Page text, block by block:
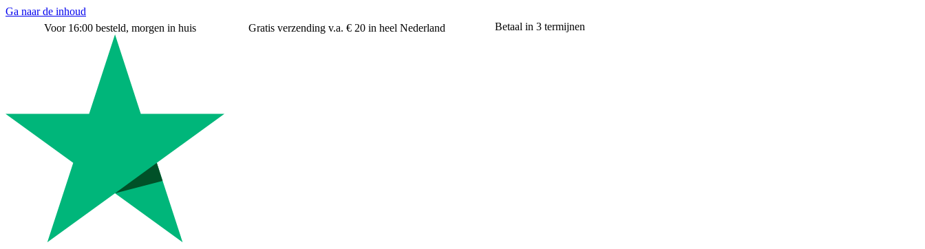
Ga naar de inhoud
Voor 16:00 besteld, morgen in huis
Gratis verzending v.a. € 20 in heel Nederland Betaal in 3 termijnen